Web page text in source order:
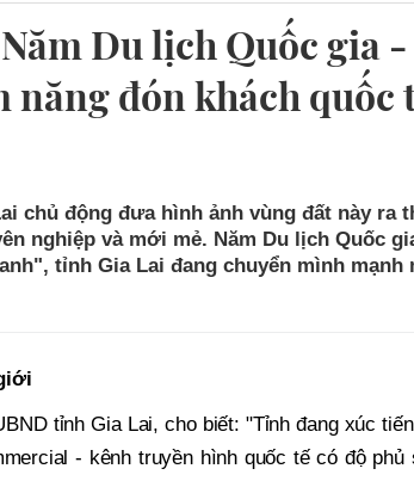
Du lịch Quốc gia -
đón khách quốc
chủ động đưa hình ảnh vùng đất này ra
nghiệp và mới mẻ. Năm Du lịch Quốc
tỉnh Gia Lai đang chuyển mình mạnh
tỉnh Gia Lai, cho biết: "Tỉnh đang xúc
- kênh truyền hình quốc tế có độ phủ